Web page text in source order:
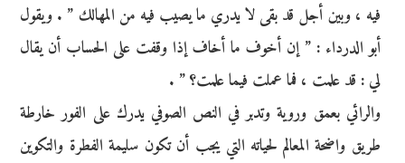
فيه ، وبين أجل قد بقى لا يدري ما يصيب فيه من المهالك ” . ويقول
أبو الدرداء : ” إن أخوف ما أخاف إذا وقفت على الحساب أن يقال
لي : قد علمت ، فما عملت فيما علمت؟ ” .
والرائي بعمق وروية وتدبر في النص الصوفي يدرك على الفور خارطة
طريق واضحة المعالم لحياته التي يجب أن تكون سليمة الفطرة والتكوين